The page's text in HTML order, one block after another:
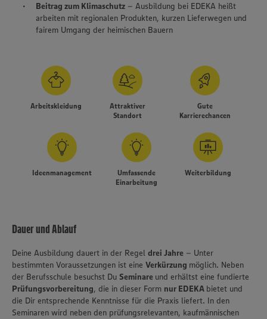
Beitrag zum Klimaschutz – Ausbildung bei EDEKA heißt
arbeiten mit regionalen Produkten, kurzen Lieferwegen und
fairem Umgang der heimischen Bauern
Arbeitskleidung
Attraktiver
Standort
Gute
Karrierechancen
Ideenmanagement
Umfassende
Einarbeitung
Weiterbildung
Dauer und Ablauf
Deine Ausbildung dauert in der Regel drei Jahre – Unter
bestimmten Voraussetzungen ist eine Verkürzung möglich. Neben
der Berufsschule besuchst Du Seminare und erhältst eine fundierte
Prüfungsvorbereitung, die in dieser Form nur EDEKA bietet und
die Dir entsprechende Kenntnisse für die Praxis liefert. In den
Seminaren wird neben den prüfungsrelevanten, kaufmännischen